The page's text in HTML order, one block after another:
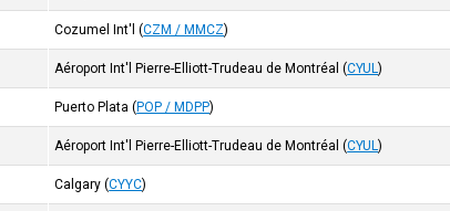
Cozumel Int'l (CZM / MMCZ)
Aéroport Int'l Pierre-Elliott-Trudeau de Montréal (CYUL)
Puerto Plata (POP / MDPP)
Aéroport Int'l Pierre-Elliott-Trudeau de Montréal (CYUL)
Calgary (CYYC)